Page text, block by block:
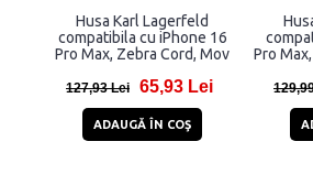
Husa Karl Lagerfeld
compatibila cu iPhone 16
Pro Max, Zebra Cord, Mov
127,93 Lei 65,93 Lei
ADAUGĂ ÎN COŞ
Pro